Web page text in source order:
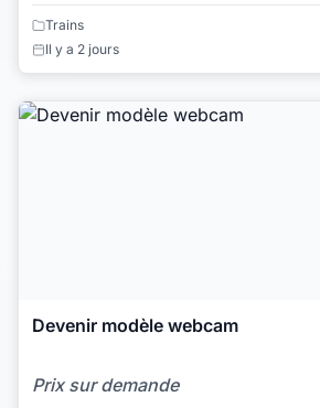
Trains
Il y a 2 jours
Devenir modèle webcam
Prix sur demande